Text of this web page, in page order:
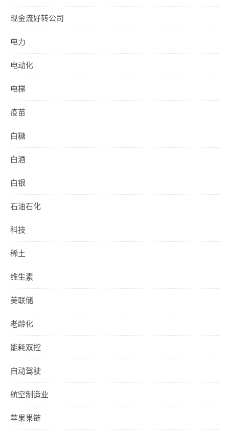
现金流好转公司
电力
电动化
电梯
疫苗
白糖
白酒
白银
石油石化
科技
稀土
维生素
美联储
老龄化
能耗双控
自动驾驶
航空制造业
苹果果链